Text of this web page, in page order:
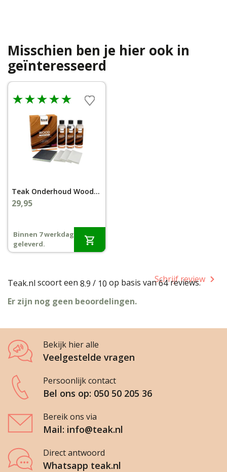
Misschien ben je hier ook in
geïnteresseerd
Teak Onderhoud Woodsealer set binnen compleet
29,95
Binnen 7 werkdagen
geleverd.
Schrijf review
Teak.nl scoort een 8.9 / 10 op basis van64 reviews.
Er zijn nog geen beoordelingen.
Bekijk hier alle
Veelgestelde vragen
Persoonlijk contact
Bel ons op: 050 50 205 36
Bereik ons via
Mail: info@teak.nl
Direct antwoord
Whatsapp teak.nl